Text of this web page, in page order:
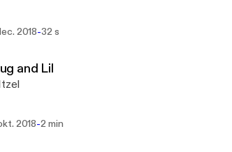
2018-32 s
and Lil
2018-2 min